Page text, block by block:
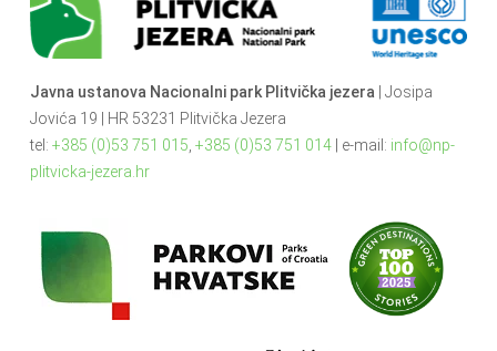
Javna ustanova Nacionalni park Plitvička jezera| Josipa
Jovića 19 | HR 53231 Plitvička Jezera
tel: +385 (0)53 751 015, +385 (0)53 751 014| e-mail: info@np-
plitvicka-jezera.hr